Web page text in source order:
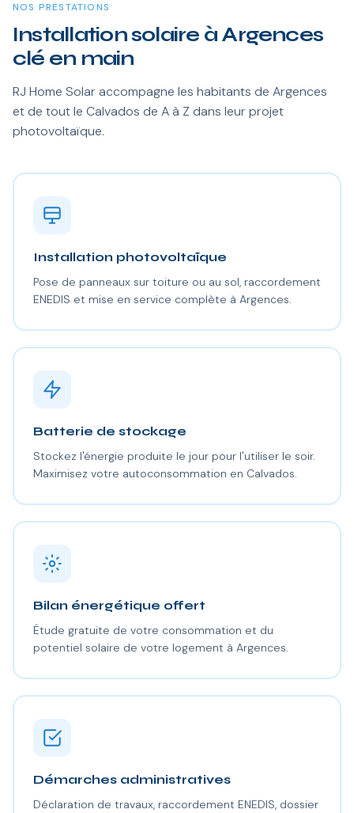
NOS PRESTATIONS
Installation solaire à Argences
clé en main
RJ Home Solar accompagne les habitants de Argences
et de tout le Calvados de A à Z dans leur projet
photovoltaïque.
Installation photovoltaïque
Pose de panneaux sur toiture ou au sol, raccordement
ENEDIS et mise en service complète à Argences.
Batterie de stockage
Stockez l'énergie produite le jour pour l'utiliser le soir.
Maximisez votre autoconsommation en Calvados.
Bilan énergétique offert
Étude gratuite de votre consommation et du
potentiel solaire de votre logement à Argences.
Démarches administratives
Déclaration de travaux, raccordement ENEDIS, dossier